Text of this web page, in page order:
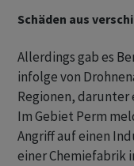
Schäden aus
Allerdings gab es
infolge von
Regionen, darunter
Im Gebiet Perm
Angriff auf einen
einer Chemiefabrik